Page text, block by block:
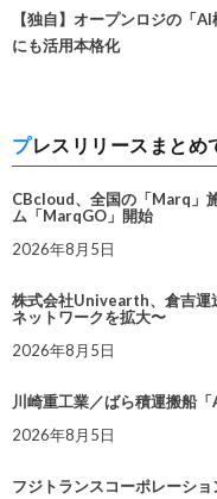
【独自】オープンロジの「
にも活用本格化
プレスリリースまと
CBcloud、全国の「Marq」
ム「MarqGO」開始
2026年8月5日
株式会社Univearth、倉吉運
ネットワークを拡大〜
2026年8月5日
川崎重工業／ばら積運搬船
2026年8月5日
フジトランスコーポレーシ